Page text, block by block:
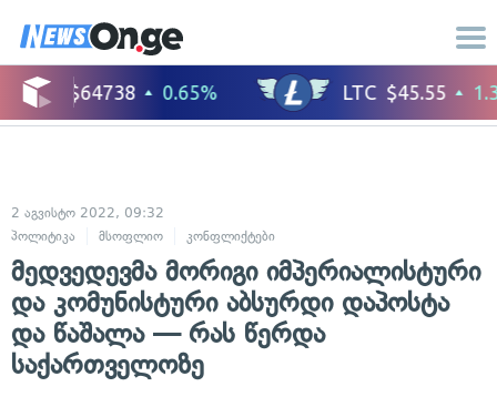
2 აგვისტო 2022, 09:32
პოლიტიკა
მსოფლიო კონფლიქტები
მედვედევმა მორიგი იმპერიალისტური
და კომუნისტური აბსურდი დაპოსტა
და წაშალა — რას წერდა
საქართველოზე